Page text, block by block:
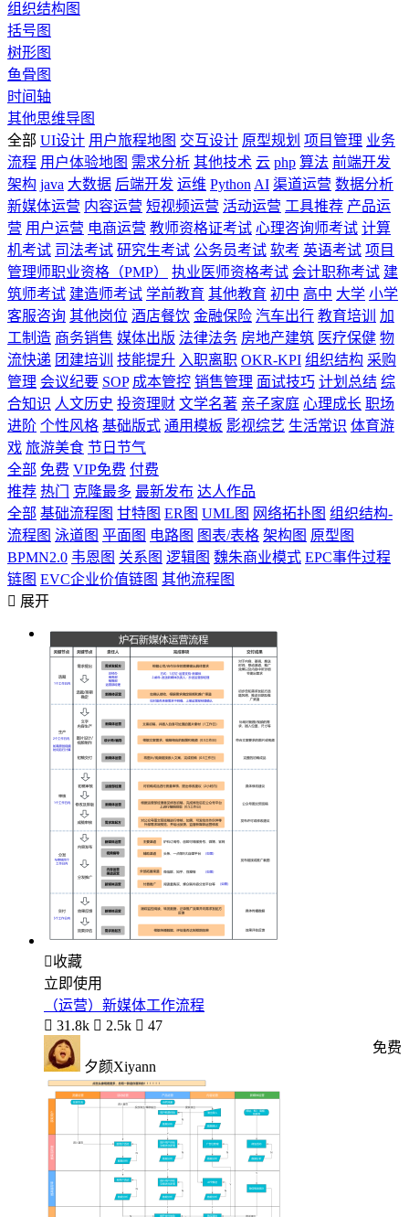
组织结构图
括号图
树形图
鱼骨图
时间轴
其他思维导图
全部 UI设计 用户旅程地图 交互设计 原型规划 项目管理 业务
流程 用户体验地图 需求分析 其他技术 云 php 算法 前端开发
架构 java 大数据 后端开发 运维 Python AI 渠道运营 数据分析
新媒体运营 内容运营 短视频运营 活动运营 工具推荐 产品运
营 用户运营 电商运营 教师资格证考试 心理咨询师考试 计算
机考试 司法考试 研究生考试 公务员考试 软考 英语考试 项目
管理师职业资格（PMP）
执业医师资格考试 会计职称考试 建
筑师考试 建造师考试 学前教育 其他教育 初中 高中 大学 小学
客服咨询 其他岗位 酒店餐饮 金融保险 汽车出行 教育培训
加
工制造 商务销售 媒体出版 法律法务 房地产建筑 医疗保健 物
流快递 团建培训 技能提升 入职离职 OKR-KPI 组织结构 采购
管理 会议纪要 SOP 成本管控 销售管理 面试技巧 计划总结 综
合知识 人文历史 投资理财 文学名著 亲子家庭 心理成长 职场
进阶 个性风格 基础版式 通用模板 影视综艺 生活常识 体育游
戏 旅游美食 节日节气
全部 免费 VIP免费 付费
推荐 热门 克隆最多 最新发布 达人作品
全部 基础流程图 甘特图 ER图 UML图 网络拓扑图 组织结构-
流程图 泳道图 平面图 电路图 图表/表格 架构图 原型图
BPMN2.0 韦恩图 关系图 逻辑图 魏朱商业模式 EPC事件过程
链图 EVC企业价值链图 其他流程图
 展开
收藏
立即使用
（运营）新媒体工作流程
 31.8k  2.5k  47
夕颜Xiyann
免费